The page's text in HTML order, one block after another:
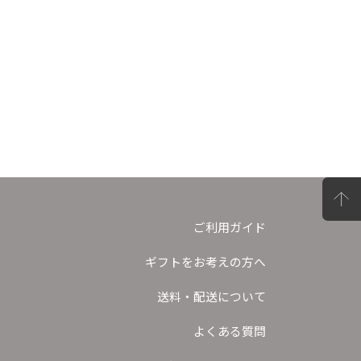
ご利用ガイド
ギフトをお考えの方へ
送料・配送について
よくある質問